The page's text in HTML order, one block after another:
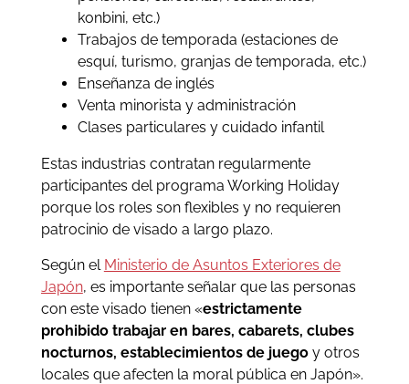
konbini, etc.)
Trabajos de temporada (estaciones de
esquí, turismo, granjas de temporada, etc.)
Enseñanza de inglés
Venta minorista y administración
Clases particulares y cuidado infantil
Estas industrias contratan regularmente
participantes del programa Working Holiday
porque los roles son flexibles y no requieren
patrocinio de visado a largo plazo.
Según el Ministerio de Asuntos Exteriores de
Japón, es importante señalar que las personas
con este visado tienen «estrictamente
prohibido trabajar en bares, cabarets, clubes
nocturnos, establecimientos de juegoy otros
locales que afecten la moral pública en Japón».